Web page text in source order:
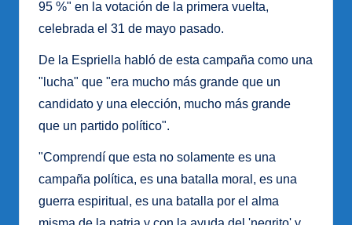
95 %" en la votación de la primera vuelta,
celebrada el 31 de mayo pasado.
De la Espriella habló de esta campaña como una
"lucha" que "era mucho más grande que un
candidato y una elección, mucho más grande
que un partido político".
"Comprendí que esta no solamente es una
campaña política, es una batalla moral, es una
guerra espiritual, es una batalla por el alma